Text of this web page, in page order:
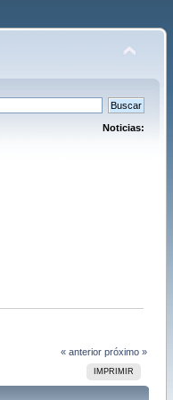
Noticias:
« anterior próximo »
IMPRIMIR